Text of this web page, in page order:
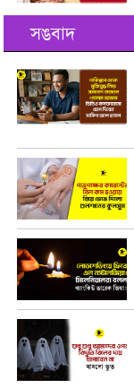
সঙবাদ